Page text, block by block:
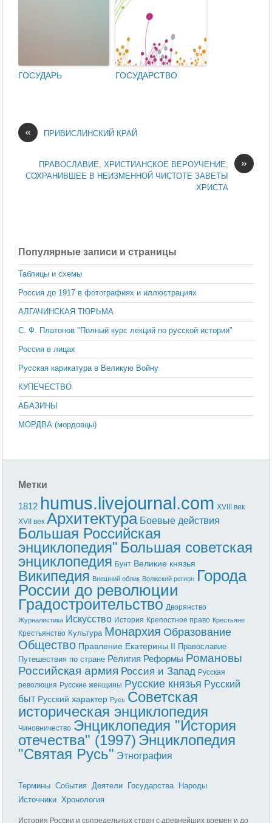
ГОСУДАРЬ ГОСУДАРСТВО
« ПРИВИСЛИНСКИЙ КРАЙ
»
ПРАВОСЛАВИЕ, ХРИСТИАНСКОЕ ВЕРОУЧЕНИЕ,
СОХРАНИВШЕЕ В НЕИЗМЕННОЙ ЧИСТОТЕ ЗАВЕТЫ
ХРИСТА
Популярные записи и страницы
Таблицы и схемы
Россия до 1917 в фотографиях и иллюстрациях
АЛГАЧИНСКАЯ ТЮРЬМА
С. Ф. Платонов "Полный курс лекций по русской истории"
Россия в лицах
Русская карикатура в Великую Войну
КУПЕЧЕСТВО
АБАЗИНЫ
МОРДВА (мордовцы)
Метки
1812 humus.livejournal.com XVIII век
XVII век Архитектура Боевые действия
Большая Российская
энциклопедия" Большая советская
энциклопедия Бунт Великие князья
Википедия Внешний облик Волжский регион Города
России до революции
Градостроительство Дворянство
Журналистика Искусство История Крепостное право Крестьяне
Крестьянство Культура Монархия Образование
Общество Правление Екатерины II Православие
Путешествия по стране Религия Реформы Романовы
Российская армия Россия и Запад Русская
революция Русские женщины Русские князья Русский
быт Русский характер Русь Советская
историческая энциклопедия
Чиновничество Энциклопедия "История
отечества" (1997) Энциклопедия
"Святая Русь" Этнография
Термины События Деятели Государства
Народы
Источники Хронология
История России и сопредельных стран с древнейших времен и до